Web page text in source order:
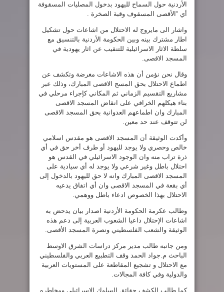
الأردنية حول السماح لليهود بدخول المصليات المسقوفة
أي “الأقصى المسقوف وقبة الصخرة .
واشار الى مايروج له الاحتلال من اشاعات حول تشكيل
اطار مشترك بينه وبين الحكومة الأردنية بالتنسيق مع
سلطة الاثار الاسرائيلية للتنقيب عن اثار يهودية في
المسجد الاقصى.
وقال نحن نؤمن أن هذه الاشاعات مغرضة وتكشف عن
اطماع الاحتلال بحق المسج الاقصى المبارك، وذلك عبر
مشاريع التقسيم الزماني ثم المكاني كإجراء مرحلي في
بناء هيكلهم الخرافي على انقاض المسجد الاقصى
المبارك وان اطماعهم العدوانية بحق المسجد الاقصى
لن تتوقف عند حد معين.
وأكدت الوثيقة أن المسجد الاقصى هو مقدس اسلامي
خالص وحصري ولا يوجد لليهود أو طرف أخر حق في أي
ذرة تراب منه وان الوجود الاسرائيلي في القدس هو
احتلال باطل وغير شرعي ولا يوجد له أي سيادية على
المسجد الاقصى المبارك وانه لا حق لليهود بالدخول إلى
أي بقعة في المسجد الاقصى وان أي اتفاق يدعيه
الاحتلال بهذا الخصوص ادعاء باطل ووهمي.
وطالب عكرمة الحكومة الأردنية اصدار بيان يدحض به
اشاعات الإحتلال داعيا الشعوب العربية إلى دعم هذه
الوثيقة والشعب الفلسطيني ونصرة المسجد الأقصى.
ومن جانبه طالب مدير مركز دراسات الشرق الاوسط
الباحث م.جواد الحمد وقف التطبيع العربي والفلسطيني
مع الاحتلال و تشجيع المقاطعة على المستويات العربية
والدولية وفي كافة المجالات.
كما طالب الكشف حقائق السلوك الاسرائيلي ومخاطره